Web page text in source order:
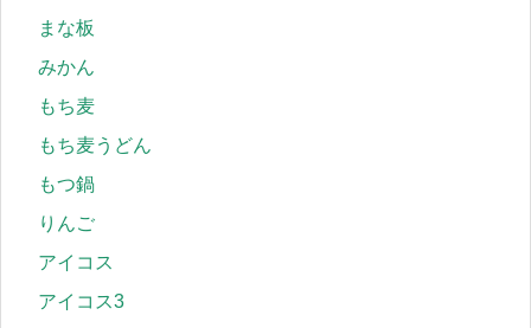
まな板
みかん
もち麦
もち麦うどん
もつ鍋
りんご
アイコス
アイコス3